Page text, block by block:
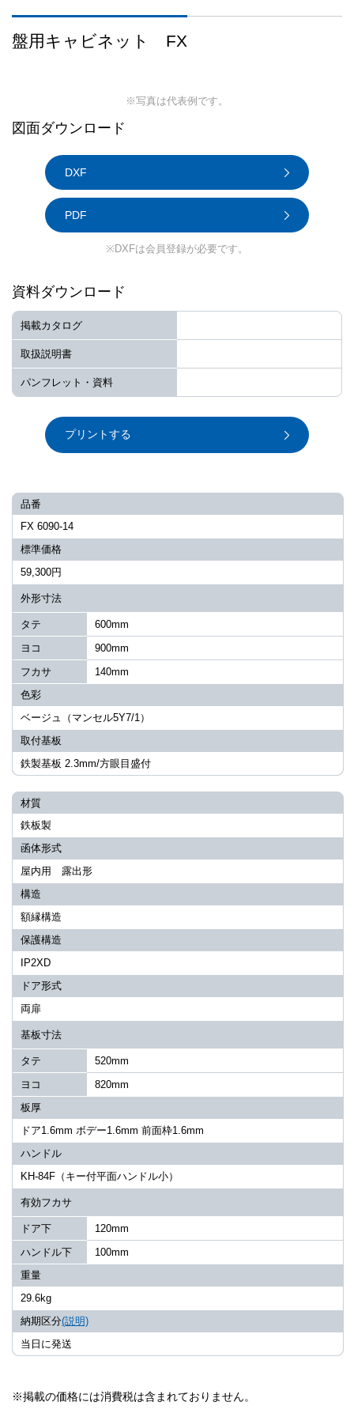
盤用キャビネット FX
※写真は代表例です。
品番
FX 6090-14
標準価格
59,300円
外形寸法
タテ
600mm
ヨコ
900mm
フカサ
140mm
色彩
ベージュ（マンセル5Y7/1）
取付基板
鉄製基板 2.3mm/方眼目盛付
図面ダウンロード
DXF
PDF
※DXFは会員登録が必要です。
資料ダウンロード
掲載カタログ
取扱説明書
パンフレット・資料
プリントする
材質
鉄板製
函体形式
屋内用 露出形
構造
額縁構造
保護構造
IP2XD
ドア形式
両扉
基板寸法
タテ
520mm
ヨコ
820mm
板厚
ドア1.6mm ボデー1.6mm 前面枠1.6mm
ハンドル
KH-84F（キー付平面ハンドル小）
有効フカサ
ドア下
120mm
ハンドル下
100mm
重量
29.6kg
納期区分(説明)
当日に発送
※掲載の価格には消費税は含まれておりません。